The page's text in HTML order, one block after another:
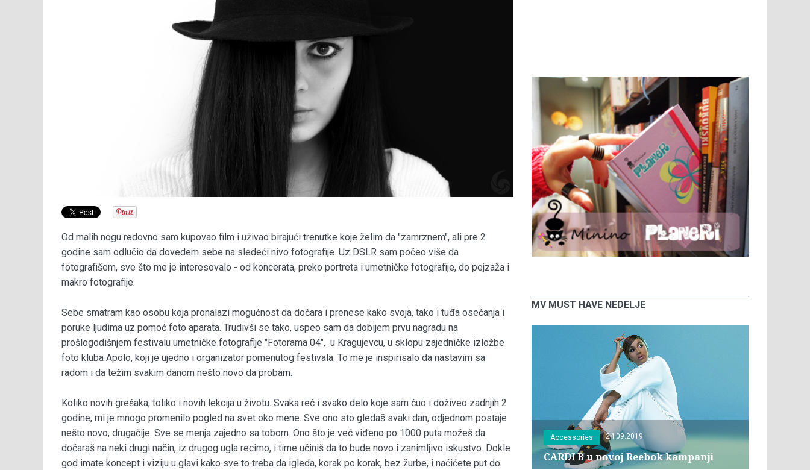
Od malih nogu redovno sam kupovao film i uživao birajući trenutke koje želim da "zamrznem", ali pre 2
godine sam odlučio da dovedem sebe na sledeći nivo fotografije. Uz DSLR sam počeo više da
fotografišem, sve što me je interesovalo - od koncerata, preko portreta i umetničke fotografije, do pejzaža i
makro fotografije.
Sebe smatram kao osobu koja pronalazi mogućnost da dočara i prenese kako svoja, tako i tuđa osećanja i
poruke ljudima uz pomoć foto aparata. Trudivši se tako, uspeo sam da dobijem prvu nagradu na
prošlogodišnjem festivalu umetničke fotografije "Fotorama 04", u Kragujevcu, u sklopu zajedničke izložbe
foto kluba Apolo, koji je ujedno i organizator pomenutog festivala. To me je inspirisalo da nastavim sa
radom i da težim svakim danom nešto novo da probam.
Koliko novih grešaka, toliko i novih lekcija u životu. Svaka reč i svako delo koje sam čuo i doživeo zadnjih 2
godine, mi je mnogo promenilo pogled na svet oko mene. Sve ono sto gledaš svaki dan, odjednom postaje
nešto novo, drugačije. Sve se menja zajedno sa tobom. Ono što je već viđeno po 1000 puta možeš da
dočaraš na neki drugi način, iz drugog ugla recimo, i time učiniš da to bude novo i zanimljivo iskustvo. Dokle
god imate koncept i viziju u glavi kako sve to treba da igleda, korak po korak, bez žurbe, i naćićete put do
MV MUST HAVE NEDELJE
Accessories 24.09.2019
CARDI B u novoj Reebok kampanji